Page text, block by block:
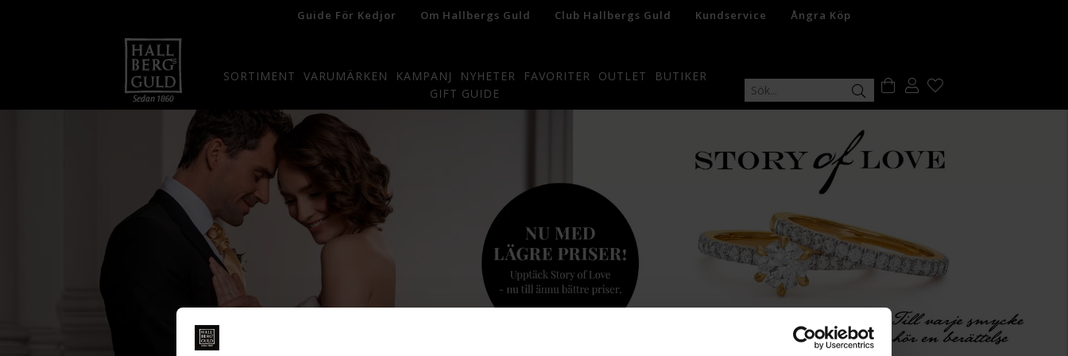
Guide För Kedjor Om Hallbergs Guld Club Hallbergs Guld Kundservice Ångra Köp
SORTIMENT VARUMÄRKEN KAMPANJ NYHETER FAVORITER OUTLET
BUTIKER
GIFT GUIDE